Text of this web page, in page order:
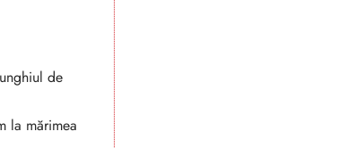
de
la mărimea